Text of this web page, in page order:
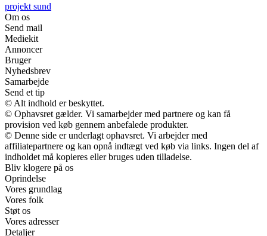
projekt sund
Om os
Send mail
Mediekit
Annoncer
Bruger
Nyhedsbrev
Samarbejde
Send et tip
© Alt indhold er beskyttet.
© Ophavsret gælder. Vi samarbejder med partnere og kan få
provision ved køb gennem anbefalede produkter.
© Denne side er underlagt ophavsret. Vi arbejder med
affiliatepartnere og kan opnå indtægt ved køb via links. Ingen del af
indholdet må kopieres eller bruges uden tilladelse.
Bliv klogere på os
Oprindelse
Vores grundlag
Vores folk
Støt os
Vores adresser
Detaljer